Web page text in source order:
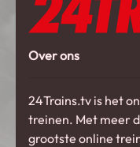
Over ons
24Trains.tv is het
treinen. Met meer
grootste online